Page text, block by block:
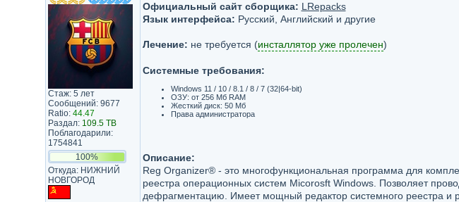
Стаж: 5 лет
Сообщений: 9677
Ratio: 44.47
Раздал: 109.5 TB
Поблагодарили:
1754841
100%
Откуда: НИЖНИЙ
НОВГОРОД
Официальный сайт сборщика: LRepacks
Язык интерфейса: Русский, Английский и другие
Лечение: не требуется (инсталлятор уже пролечен)
Системные требования:
Windows 11 / 10 / 8.1 / 8 / 7 (32|64-bit)
ОЗУ: от 256 Мб RAM
Жесткий диск: 50 Мб
Права администратора
Описание:
Reg Organizer® - это многофункциональная программа для
реестра операционных систем Micorosft Windows. Позволяет
дефрагментацию. Имеет мощный редактор системного реестра и